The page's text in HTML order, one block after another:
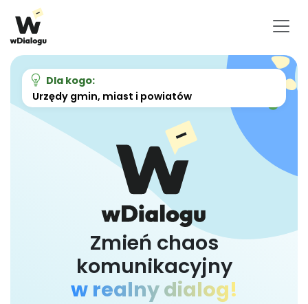
Platforma wDialogu –
Dla kogo:
Urzędy gmin, miast i powiatów
Zmień chaos
komunikacyjny
w realny dialog!